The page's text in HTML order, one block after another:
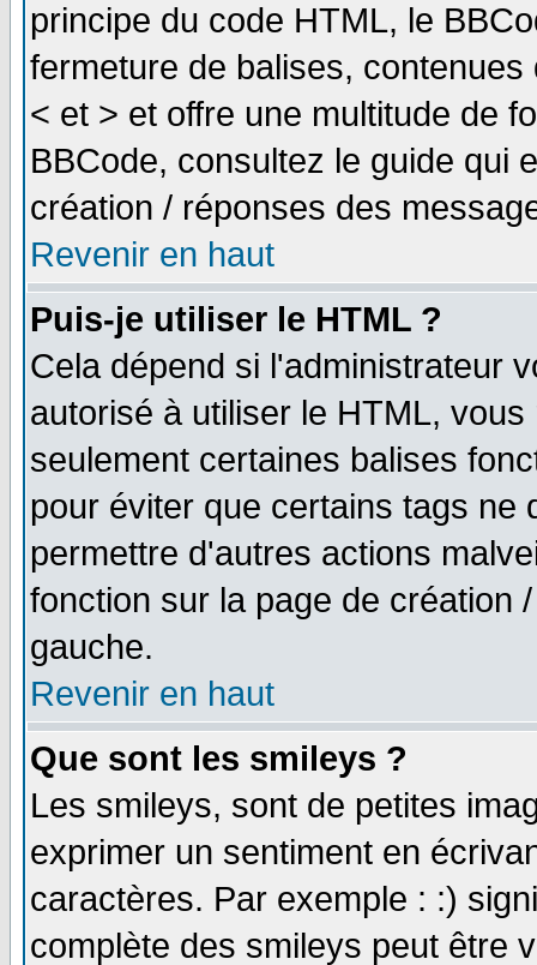
principe du code HTML, le
fermeture de balises,
< et > et offre une multitude de
BBCode, consultez le guide qui
création / réponses des
Revenir en haut
Puis-je utiliser le HTML ?
Cela dépend si l'administrateur
autorisé à utiliser le HTML,
seulement certaines balises
pour éviter que certains tags ne
permettre d'autres actions
fonction sur la page de création
gauche.
Revenir en haut
Que sont les smileys ?
Les smileys, sont de petites
exprimer un sentiment en
caractères. Par exemple : :)
complète des smileys peut être